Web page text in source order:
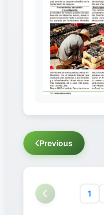
Previous
1